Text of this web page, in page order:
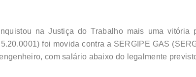
na Justiça do Trabalho mais uma vitória
foi movida contra a SERGIPE GAS
com salário abaixo do legalmente